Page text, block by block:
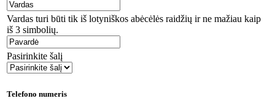
Vardas turi būti tik iš lotyniškos abėcėlės raidžių ir ne mažiau kaip
iš 3 simbolių.
Pasirinkite šalį
Telefono numeris